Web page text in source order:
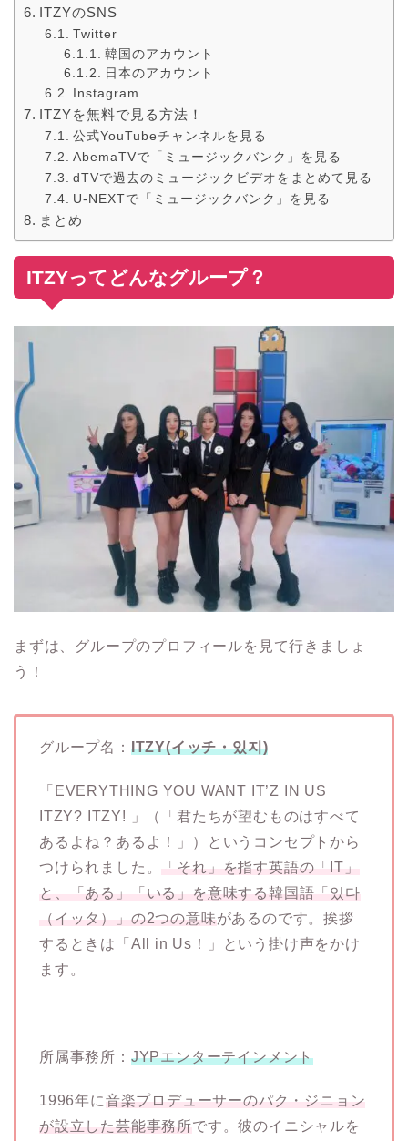
ITZYのSNS
Twitter
韓国のアカウント
日本のアカウント
Instagram
ITZYを無料で見る方法！
公式YouTubeチャンネルを見る
AbemaTVで「ミュージックバンク」を見る
dTVで過去のミュージックビデオをまとめて見る
U-NEXTで「ミュージックバンク」を見る
まとめ
ITZYってどんなグループ？
まずは、グループのプロフィールを見て行きましょ
う！
グループ名： ITZY(イッチ・있지)
「EVERYTHING YOU WANT IT’Z IN US
ITZY? ITZY! 」（「君たちが望むものはすべて
あるよね？あるよ！」）というコンセプトから
つけられました。
「それ」を指す英語の「IT」
と、「ある」「いる」を意味する韓国語「있다
（イッタ）」の2つの意味があるのです。挨拶
するときは「All in Us！」という掛け声をかけ
ます。
所属事務所： JYPエンターテインメント
1996年に音楽プロデューサーのパク・ジニョン
が設立した芸能事務所です。彼のイニシャルを